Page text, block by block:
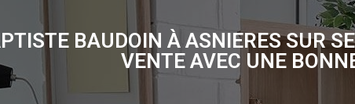
BAUDOIN À ASNIERES SUR
VENTE AVEC UNE